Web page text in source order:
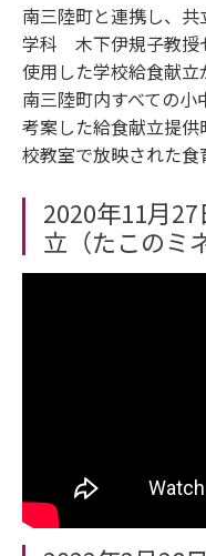
南三陸町と連携し、
学科 木下伊規子教授
使用した学校給食献立
南三陸町内すべての小
考案した給食献立提
校教室で放映された食
2020年11月
立（たこのミ